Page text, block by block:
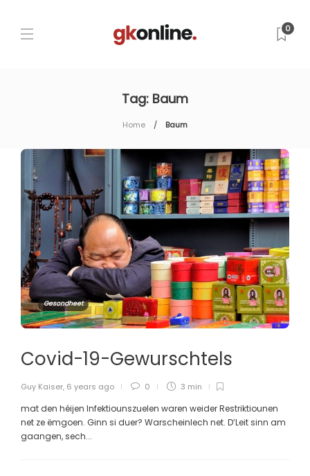
0
Tag: Baum
Home Baum
Gesondheet
Covid-19-Gewurschtels
Guy Kaiser, 6 years ago 0 3 min
mat den héijen Infektiounszuelen waren weider Restriktiounen
net ze ëmgoen. Ginn si duer? Warscheinlech net. D’Leit sinn am
gaangen, sech...